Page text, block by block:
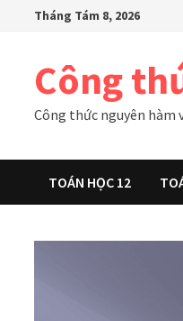
Tháng Tám 8, 2026
Công
Công thức nguyên hàm
TOÁN HỌC 12